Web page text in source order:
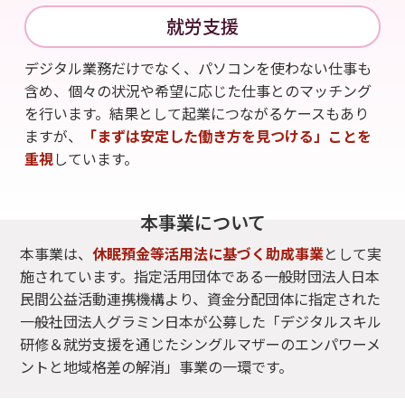
就労支援
デジタル業務だけでなく、パソコンを使わない仕事も
含め、個々の状況や希望に応じた仕事とのマッチング
を行います。 結果として起業につながるケースもあり
ますが、
「まずは安定した働き方を見つける」ことを
重視しています。
本事業について
本事業は、休眠預金等活用法に基づく助成事業として実
施されています。指定活用団体である一般財団法人日本
民間公益活動連携機構より、資金分配団体に指定された
一般社団法人グラミン日本が公募した「デジタルスキル
研修＆就労支援を通じたシングルマザーのエンパワーメ
ントと地域格差の解消」事業の一環です。